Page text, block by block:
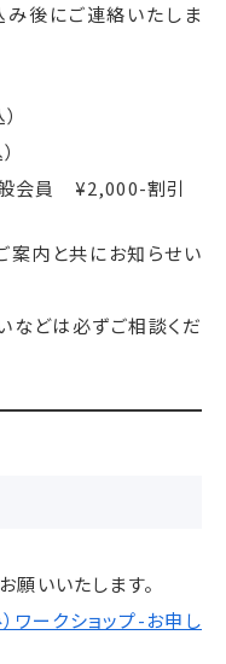
み後にご連絡いたしま
会員 ¥2,000-割引
案内と共にお知らせい
などは必ずご相談くだ
願いいたします。
ワークショップ-お申し